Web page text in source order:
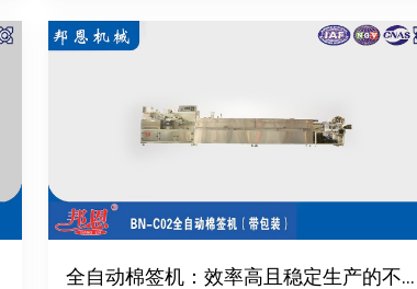
全自动棉签机：效率高且稳定生产的不二之选